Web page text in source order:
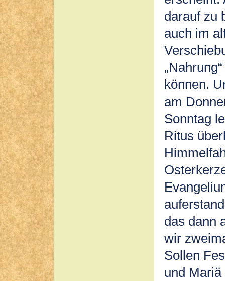
darauf zu
auch im
können.
am
Sonntag
Ritus
das dann
wir
Sollen
und